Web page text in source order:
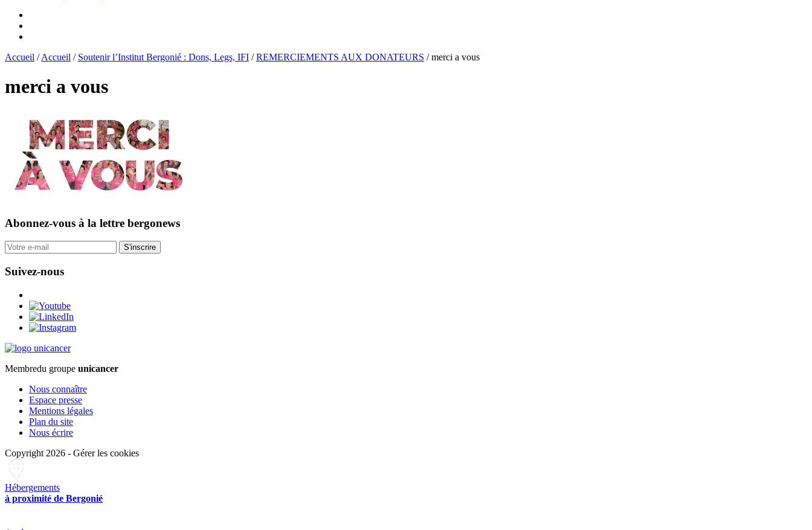
Accueil /Accueil / Soutenir l’Institut Bergonié : Dons, Legs, IFI /REMERCIEMENTS AUX DONATEURS /merci a vous
merci a vous
Abonnez-vous à la lettre bergonews
S'inscrire
Suivez-nous
Membredu groupe unicancer
Nous connaître
Espace presse
Mentions légales
Plan du site
Nous écrire
Copyright 2026 - Gérer les cookies
Hébergements
à proximité de Bergonié